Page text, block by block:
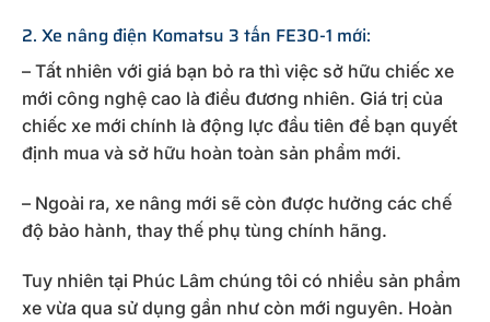
2. Xe nâng điện Komatsu 3 tấn FE30-1 mới:
– Tất nhiên với giá bạn bỏ ra thì việc sở hữu chiếc xe
mới công nghệ cao là điều đương nhiên. Giá trị của
chiếc xe mới chính là động lực đầu tiên để bạn quyết
định mua và sở hữu hoàn toàn sản phẩm mới.
– Ngoài ra, xe nâng mới sẽ còn được hưởng các chế
độ bảo hành, thay thế phụ tùng chính hãng.
Tuy nhiên tại Phúc Lâm chúng tôi có nhiều sản phẩm
xe vừa qua sử dụng gần như còn mới nguyên. Hoàn